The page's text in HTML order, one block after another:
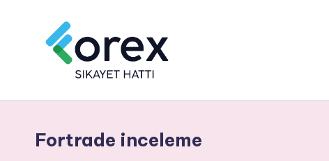
Fortrade inceleme